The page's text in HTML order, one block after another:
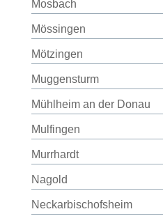
Mosbach
Mössingen
Mötzingen
Muggensturm
Mühlheim an der Donau
Mulfingen
Murrhardt
Nagold
Neckarbischofsheim